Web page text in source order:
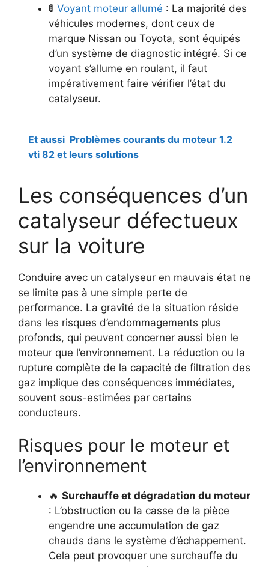
🚦 Voyant moteur allumé : La majorité des
véhicules modernes, dont ceux de
marque Nissan ou Toyota, sont équipés
d’un système de diagnostic intégré. Si ce
voyant s’allume en roulant, il faut
impérativement faire vérifier l’état du
catalyseur.
Et aussi Problèmes courants du moteur 1.2
vti 82 et leurs solutions
Les conséquences d’un
catalyseur défectueux
sur la voiture
Conduire avec un catalyseur en mauvais état ne
se limite pas à une simple perte de
performance. La gravité de la situation réside
dans les risques d’endommagements plus
profonds, qui peuvent concerner aussi bien le
moteur que l’environnement. La réduction ou la
rupture complète de la capacité de filtration des
gaz implique des conséquences immédiates,
souvent sous-estimées par certains
conducteurs.
Risques pour le moteur et
l’environnement
🔥 Surchauffe et dégradation du moteur
: L’obstruction ou la casse de la pièce
engendre une accumulation de gaz
chauds dans le système d’échappement.
Cela peut provoquer une surchauffe du